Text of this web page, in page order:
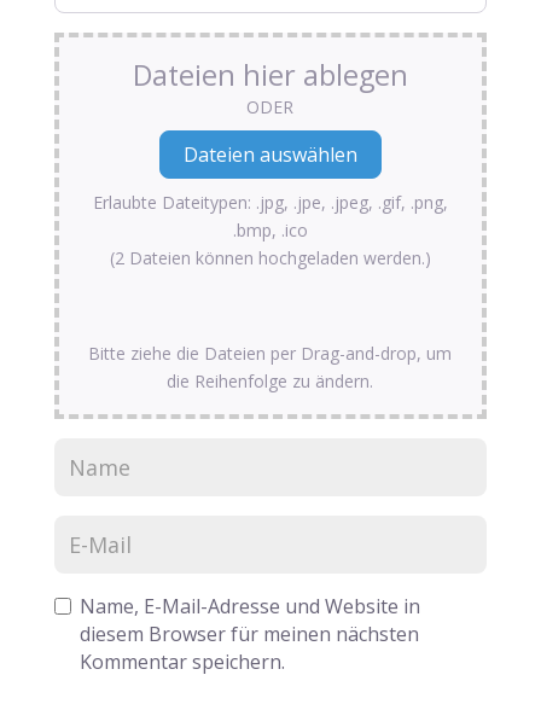
Dateien hier ablegen
ODER
Erlaubte Dateitypen: .jpg, .jpe, .jpeg, .gif, .png,
.bmp, .ico
(2 Dateien können hochgeladen werden.)
Bitte ziehe die Dateien per Drag-and-drop, um
die Reihenfolge zu ändern.
Name, E-Mail-Adresse und Website in
diesem Browser für meinen nächsten
Kommentar speichern.